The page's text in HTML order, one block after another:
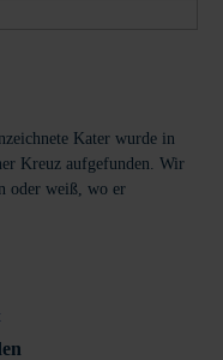
Kater wurde in
Kreuz aufgefunden. Wir
oder weiß, wo er